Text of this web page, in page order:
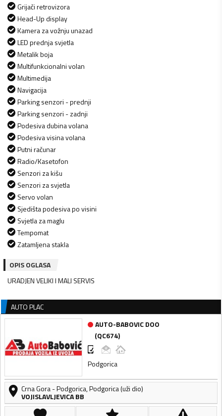
Grijači retrovizora
Head-Up display
Kamera za vožnju unazad
LED prednja svjetla
Metalik boja
Multifunkcionalni volan
Multimedija
Navigacija
Parking senzori - prednji
Parking senzori - zadnji
Podesiva dubina volana
Podesiva visina volana
Putni računar
Radio/Kasetofon
Senzori za kišu
Senzori za svjetla
Servo volan
Sjedišta podesiva po visini
Svjetla za maglu
Tempomat
Zatamljena stakla
OPIS OGLASA
URADJEN VELIKI I MALI SERVIS
AUTO PLAC
AUTO-BABOVIC DOO
(QC674)
Podgorica
Crna Gora-Podgorica,Podgorica (uži dio)
VOJISLAVLJEVICA BB